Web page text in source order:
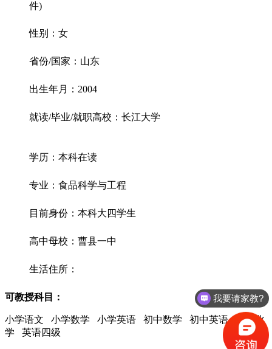
件)
性别：女
省份/国家：山东
出生年月：2004
就读/毕业/就职高校：长江大学
学历：本科在读
专业：食品科学与工程
目前身份：本科大四学生
高中母校：曹县一中
生活住所：
可教授科目：
小学语文 小学数学 小学英语 初中数学 初中英语 初中化
学 英语四级
我要请家教?